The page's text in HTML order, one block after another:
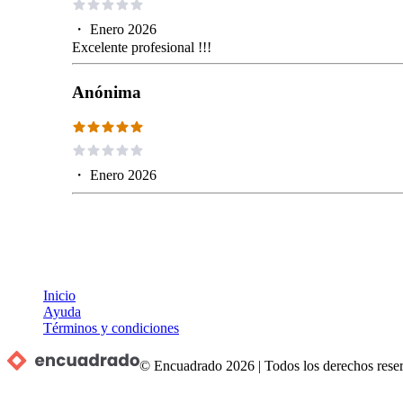
・ Enero 2026
Excelente profesional !!!
Anónima
・ Enero 2026
Inicio
Ayuda
Términos y condiciones
© Encuadrado 2026 |Todos los derechos